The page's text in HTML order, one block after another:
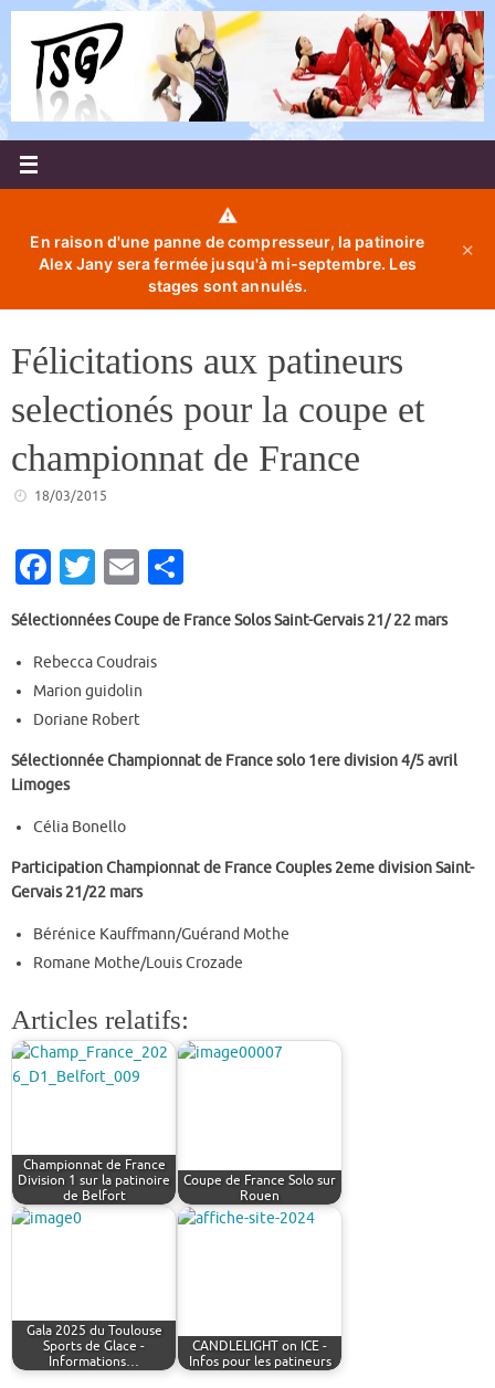
Passer
contenu
⚠️
En raison d'une panne de compresseur, la patinoire
Alex Jany sera fermée jusqu'à mi-septembre. Les
stages sont annulés.
✕
Félicitations aux patineurs
selectionés pour la coupe et
championnat de France
18/03/2015
Fa
c
e
b
o
o
k
T
w
it
te
r
E
m
ai
l
ar
ta
Sélectionnées Coupe de France Solos Saint-Gervais 21/ 22 mars
Rebecca Coudrais
Marion guidolin
Doriane Robert
Sélectionnée Championnat de France solo 1ere division 4/5 avril
Limoges
Célia Bonello
Participation Championnat de France Couples 2eme division Saint-
Gervais 21/22 mars
Bérénice Kauffmann/Guérand Mothe
Romane Mothe/Louis Crozade
Articles relatifs:
Championnat de France
Division 1 sur la patinoire
de Belfort
Coupe de France Solo sur
Rouen
Gala 2025 du Toulouse
Sports de Glace -
Informations…
CANDLELIGHT on ICE -
Infos pour les patineurs